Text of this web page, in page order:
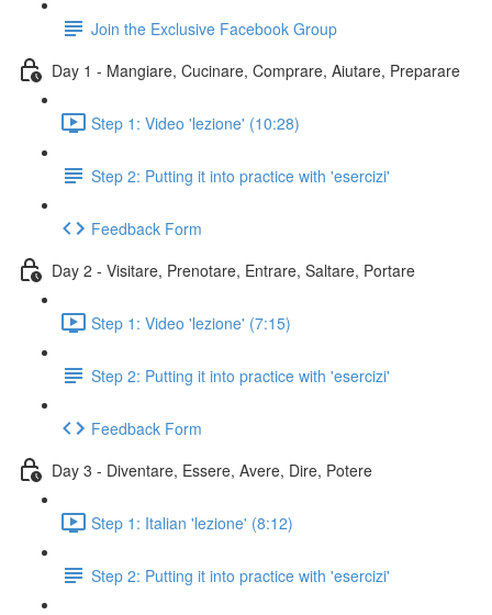
Join the Exclusive Facebook Group
Day 1 - Mangiare, Cucinare, Comprare, Aiutare, Preparare
Step 1: Video 'lezione' (10:28)
Step 2: Putting it into practice with 'esercizi'
Feedback Form
Day 2 - Visitare, Prenotare, Entrare, Saltare, Portare
Step 1: Video 'lezione' (7:15)
Step 2: Putting it into practice with 'esercizi'
Feedback Form
Day 3 - Diventare, Essere, Avere, Dire, Potere
Step 1: Italian 'lezione' (8:12)
Step 2: Putting it into practice with 'esercizi'